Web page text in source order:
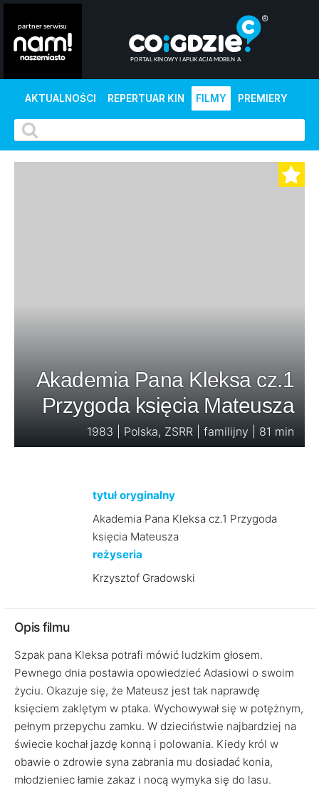
AKTUALNOŚCI REPERTUAR KIN FILMY PREMIERY
Akademia Pana Kleksa cz.1
Przygoda księcia Mateusza
1983 | Polska, ZSRR | familijny | 81 min
tytuł oryginalny
Akademia Pana Kleksa cz.1 Przygoda
księcia Mateusza
reżyseria
Krzysztof Gradowski
Opis filmu
Szpak pana Kleksa potrafi mówić ludzkim głosem.
Pewnego dnia postawia opowiedzieć Adasiowi o swoim
życiu. Okazuje się, że Mateusz jest tak naprawdę
księciem zaklętym w ptaka. Wychowywał się w potężnym,
pełnym przepychu zamku. W dzieciństwie najbardziej na
świecie kochał jazdę konną i polowania. Kiedy król w
obawie o zdrowie syna zabrania mu dosiadać konia,
młodzieniec łamie zakaz i nocą wymyka się do lasu.